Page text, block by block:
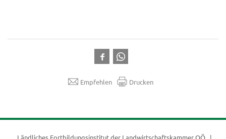
Empfehlen Drucken
Ländliches Fortbildungsinstitut der Landwirtschaftskammer OÖ